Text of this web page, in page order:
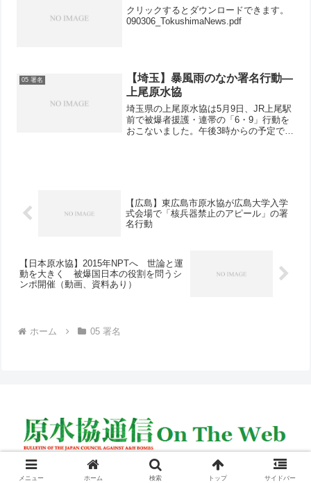
クリックするとダウンロードできます。
090306_TokushimaNews.pdf
05 署名
【埼玉】暴風雨のなか署名行動—
上尾原水協
埼玉県の上尾原水協は5月9日、JR上尾駅
前で被爆者援護・連帯の「6・9」行動を
おこないました。午後3時からの予定でし
【広島】東広島市原水協が広島大学入学
式会場で「核兵器禁止のアピール」の署
名行動
【日本原水協】2015年NPTへ 世論と運
動を大きく 被爆国日本の役割を問うシ
ンポ開催（動画、資料あり）
ホーム 05 署名
© 2005 原水協通信 on the web.
メニュー ホーム 検索 トップ サイドバー